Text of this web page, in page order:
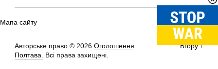
Мапа сайту
Авторське право © 2026 Оголошення
Полтава.
Всі права захищені.
Вгору↑